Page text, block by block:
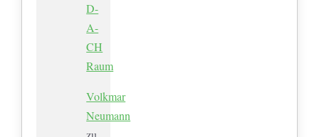
D-
A-
CH
Raum
Volkmar
Neumann